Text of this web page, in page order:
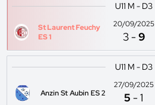
U11 M - D3
St Laurent Feuchy
ES 1
20/09/2025
3 -9
U11 M - D3
Anzin St Aubin ES 2
27/09/2025
5 -1